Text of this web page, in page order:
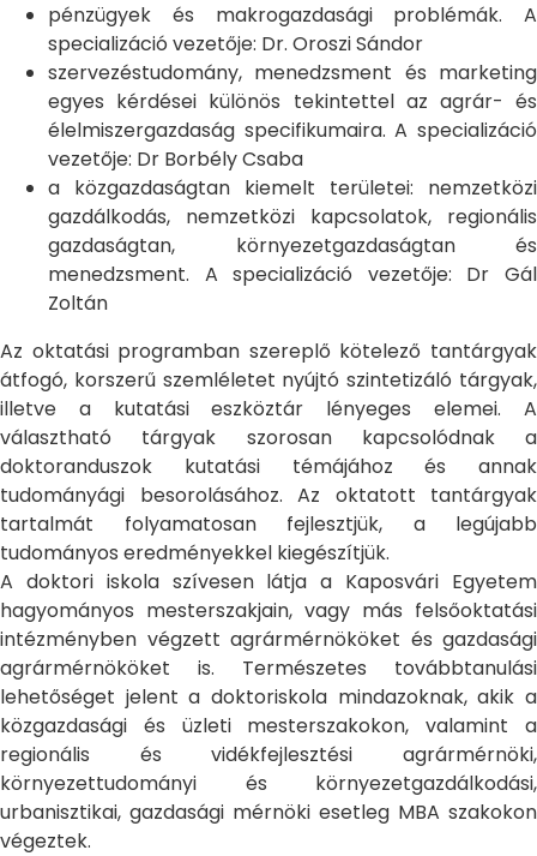
pénzügyek és makrogazdasági problémák. A
specializáció vezetője: Dr. Oroszi Sándor
szervezéstudomány, menedzsment és marketing
egyes kérdései különös tekintettel az agrár- és
élelmiszergazdaság specifikumaira. A specializáció
vezetője: Dr Borbély Csaba
a közgazdaságtan kiemelt területei: nemzetközi
gazdálkodás, nemzetközi kapcsolatok, regionális
gazdaságtan, környezetgazdaságtan és
menedzsment. A specializáció vezetője: Dr Gál
Zoltán
Az oktatási programban szereplő kötelező tantárgyak
átfogó, korszerű szemléletet nyújtó szintetizáló tárgyak,
illetve a kutatási eszköztár lényeges elemei. A
választható tárgyak szorosan kapcsolódnak a
doktoranduszok kutatási témájához és annak
tudományági besorolásához. Az oktatott tantárgyak
tartalmát folyamatosan fejlesztjük, a legújabb
tudományos eredményekkel kiegészítjük.
A doktori iskola szívesen látja a Kaposvári Egyetem
hagyományos mesterszakjain, vagy más felsőoktatási
intézményben végzett agrármérnököket és gazdasági
agrármérnököket is. Természetes továbbtanulási
lehetőséget jelent a doktoriskola mindazoknak, akik a
közgazdasági és üzleti mesterszakokon, valamint a
regionális és vidékfejlesztési agrármérnöki,
környezettudományi és környezetgazdálkodási,
urbanisztikai, gazdasági mérnöki esetleg MBA szakokon
végeztek.